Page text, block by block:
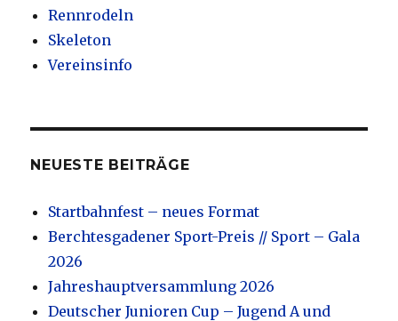
Rennrodeln
Skeleton
Vereinsinfo
NEUESTE BEITRÄGE
Startbahnfest – neues Format
Berchtesgadener Sport-Preis // Sport – Gala
2026
Jahreshauptversammlung 2026
Deutscher Junioren Cup – Jugend A und